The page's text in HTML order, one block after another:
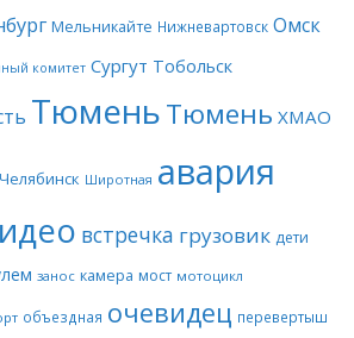
Мельникайте Нижневартовск Омск
комитет Сургут Тобольск
ТюменьТюмень ХМАО
Челябинск Широтная авария
встречка грузовик дети
занос камера мост мотоцикл
объездная очевидец перевертыш